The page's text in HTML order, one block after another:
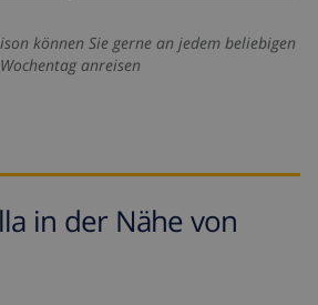
können Sie gerne an jedem beliebigen
Wochentag anreisen
in der Nähe von